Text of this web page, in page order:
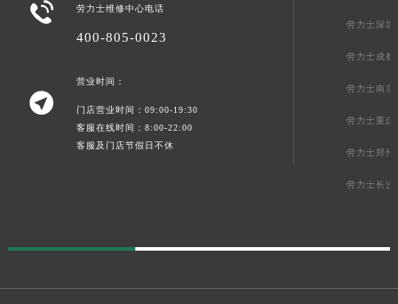
 劳力士维修中心电话
400-805-0023

营业时间：
门店营业时间：09:00-19:30
客服在线时间：8:00-22:00
客服及门店节假日不休
劳力士深圳
劳力士成都
劳力士南京
劳力士重庆
劳力士郑州
劳力士长沙